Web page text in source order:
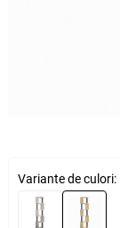
Variante de culori: